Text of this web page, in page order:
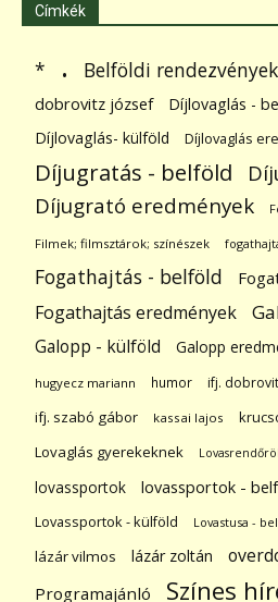
Címkék
* . Belföldi rendezvények
dobrovitz józsef
Díjlovaglás -
Díjlovaglás- külföld
Díjlovaglás
Díjugratás - belföld
Díjugrató eredmények
Filmek; filmsztárok; színészek
Fogathajtás - belföld
Fogathajtás eredmények
Galopp - külföld Galopp
hugyecz mariann humor ifj.
ifj. szabó gábor kassai lajos
Lovaglás gyerekeknek
lovassportok lovassportok -
Lovassportok - külföld Lovastusa -
lázár vilmos lázár zoltán
Programajánló Színes